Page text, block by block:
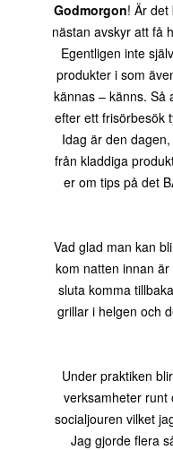
Godmorgon! Är det
nästan avskyr att få
Egentligen inte
produkter i som
kännas – känns. Så
efter ett frisörbesök
Idag är den
från kladdiga
er om tips på det
Vad glad man kan
kom natten innan
sluta komma
grillar i helgen och
Under praktiken
verksamheter runt
socialjouren vilket
Jag gjorde flera